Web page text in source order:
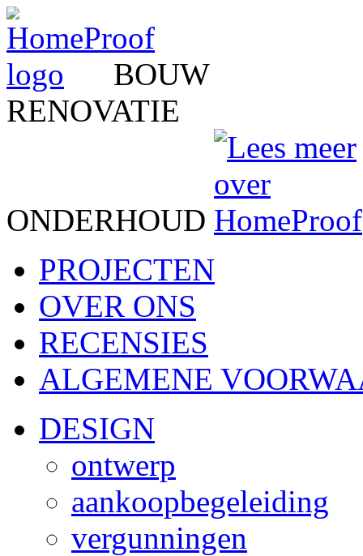
BOUW
RENOVATIE
ONDERHOUD
PROJECTEN
OVER ONS
RECENSIES
ALGEMENE
DESIGN
ontwerp
aankoopbegeleiding
vergunningen